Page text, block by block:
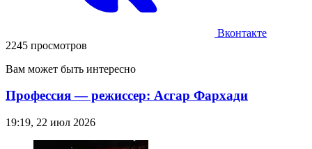
Вконтакте
2245 просмотров
Вам может быть интересно
Профессия — режиссер: Асгар Фархади
19:19, 22 июл 2026